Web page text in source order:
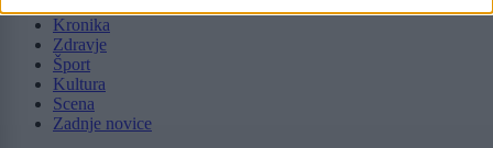
Kronika
Zdravje
Šport
Kultura
Scena
Zadnje novice